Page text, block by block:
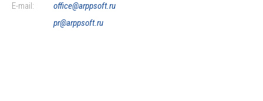
E-mail:
office@arppsoft.ru
pr@arppsoft.ru